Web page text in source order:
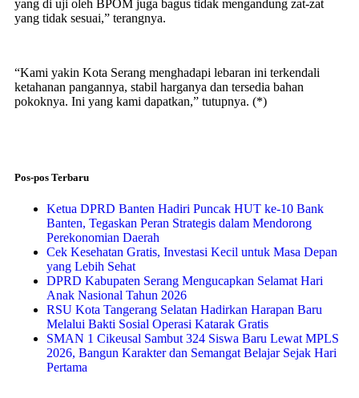
yang di uji oleh BPOM juga bagus tidak mengandung zat-zat
yang tidak sesuai,” terangnya.
“Kami yakin Kota Serang menghadapi lebaran ini terkendali
ketahanan pangannya, stabil harganya dan tersedia bahan
pokoknya. Ini yang kami dapatkan,” tutupnya. (*)
Pos-pos Terbaru
Ketua DPRD Banten Hadiri Puncak HUT ke-10 Bank
Banten, Tegaskan Peran Strategis dalam Mendorong
Perekonomian Daerah
Cek Kesehatan Gratis, Investasi Kecil untuk Masa Depan
yang Lebih Sehat
DPRD Kabupaten Serang Mengucapkan Selamat Hari
Anak Nasional Tahun 2026
RSU Kota Tangerang Selatan Hadirkan Harapan Baru
Melalui Bakti Sosial Operasi Katarak Gratis
SMAN 1 Cikeusal Sambut 324 Siswa Baru Lewat MPLS
2026, Bangun Karakter dan Semangat Belajar Sejak Hari
Pertama